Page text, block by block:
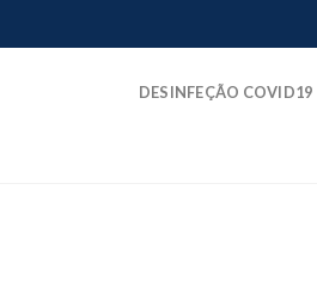
DESINFEÇÃO COVID19